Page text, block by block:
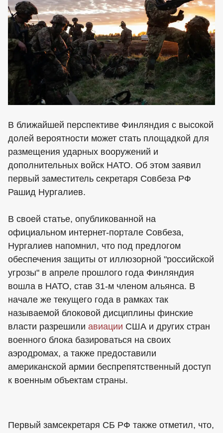
В ближайшей перспективе Финляндия с высокой
долей вероятности может стать площадкой для
размещения ударных вооружений и
дополнительных войск НАТО. Об этом заявил
первый заместитель секретаря Совбеза РФ
Рашид Нургалиев.
В своей статье, опубликованной на
официальном интернет-портале Совбеза,
Нургалиев напомнил, что под предлогом
обеспечения защиты от иллюзорной "российской
угрозы" в апреле прошлого года Финляндия
вошла в НАТО, став 31-м членом альянса. В
начале же текущего года в рамках так
называемой блоковой дисциплины финские
власти разрешили авиации США и других стран
военного блока базироваться на своих
аэродромах, а также предоставили
американской армии беспрепятственный доступ
к военным объектам страны.
Первый замсекретаря СБ РФ также отметил, что,